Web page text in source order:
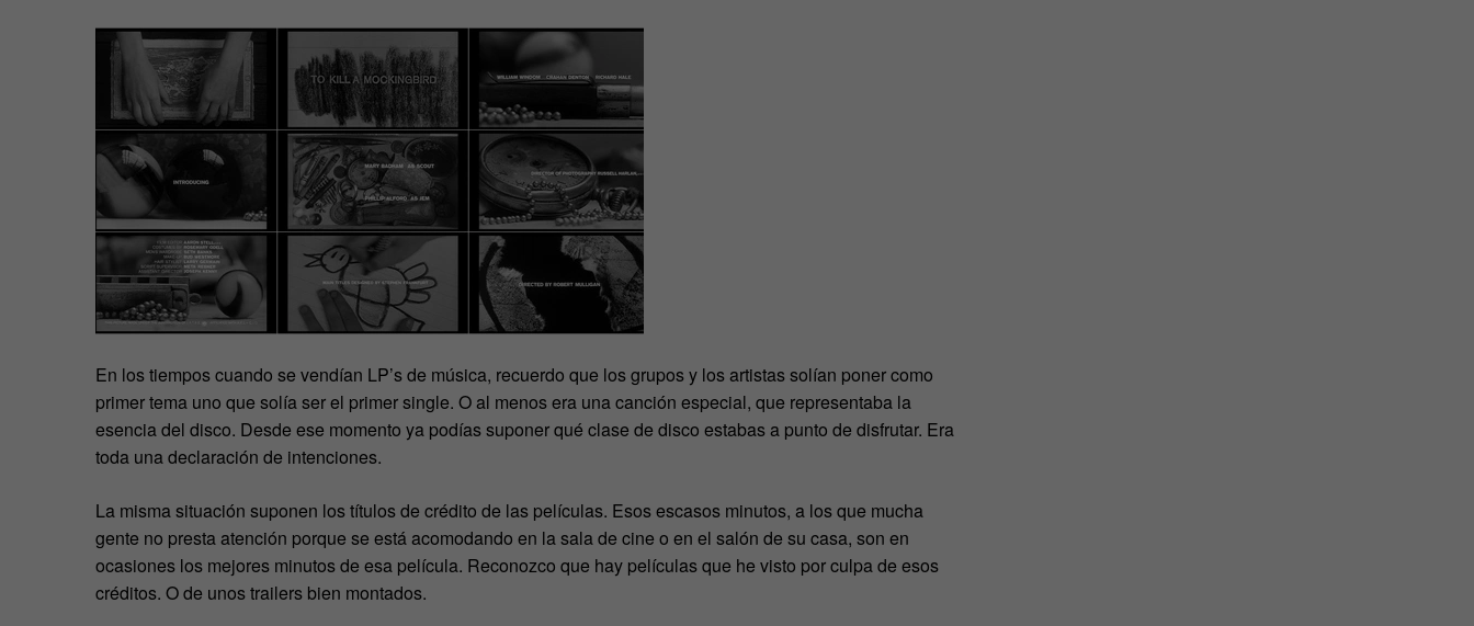
En los tiempos cuando se vendían LP’s de música, recuerdo que los grupos y los artistas solían poner como
primer tema uno que solía ser el primer single. O al menos era una canción especial, que representaba la
esencia del disco. Desde ese momento ya podías suponer qué clase de disco estabas a punto de disfrutar. Era
toda una declaración de intenciones.
La misma situación suponen los títulos de crédito de las películas. Esos escasos minutos, a los que mucha
gente no presta atención porque se está acomodando en la sala de cine o en el salón de su casa, son en
ocasiones los mejores minutos de esa película. Reconozco que hay películas que he visto por culpa de esos
créditos. O de unos trailers bien montados.